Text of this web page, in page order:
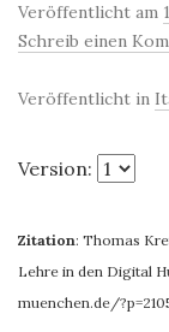
Veröffentlicht am
Schreib einen
Veröffentlicht in
Version:
Zitation: Thomas
Lehre in den Digital
muenchen.de/